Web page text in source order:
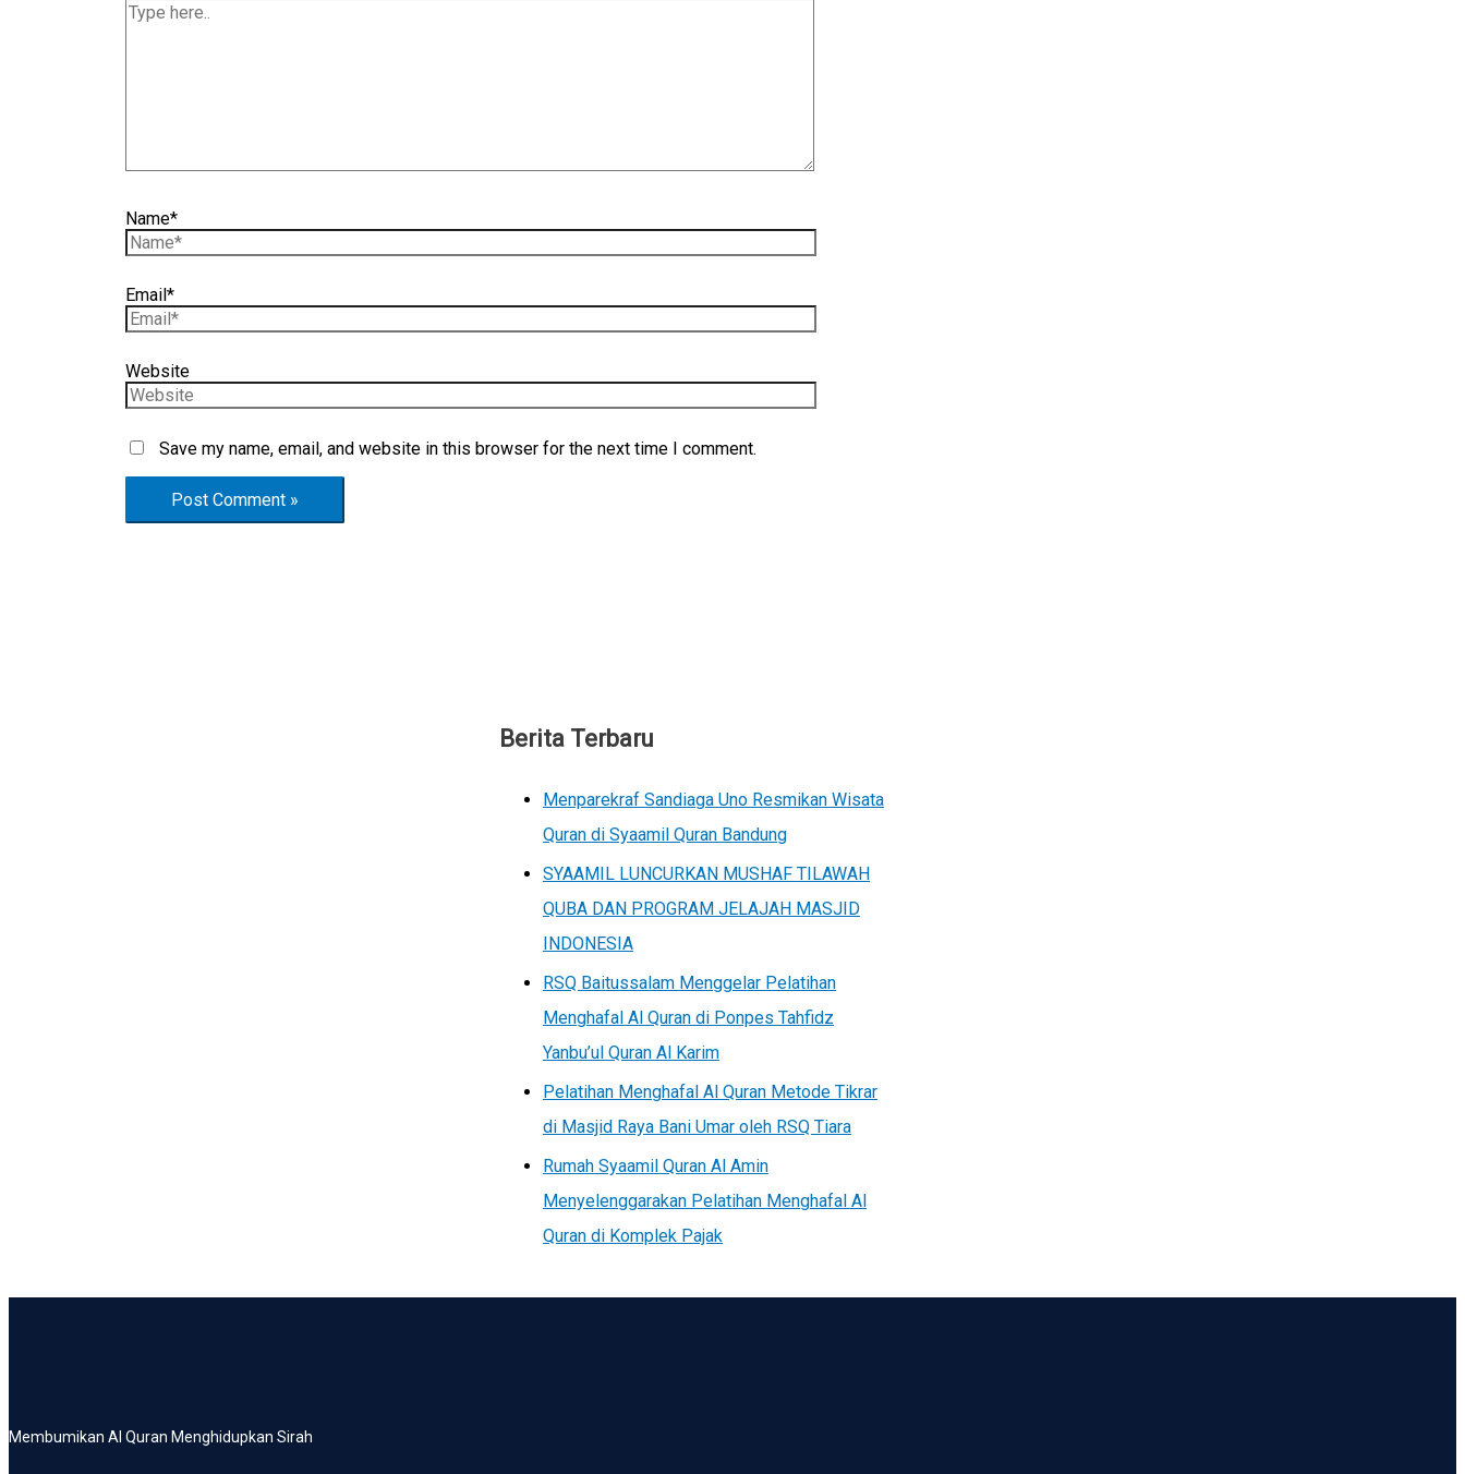
Name*
Email*
Website
Save my name, email, and website in this browser for the next time I comment.
Berita Terbaru
Menparekraf Sandiaga Uno Resmikan Wisata
Quran di Syaamil Quran Bandung
SYAAMIL LUNCURKAN MUSHAF TILAWAH
QUBA DAN PROGRAM JELAJAH MASJID
INDONESIA
RSQ Baitussalam Menggelar Pelatihan
Menghafal Al Quran di Ponpes Tahfidz
Yanbu’ul Quran Al Karim
Pelatihan Menghafal Al Quran Metode Tikrar
di Masjid Raya Bani Umar oleh RSQ Tiara
Rumah Syaamil Quran Al Amin
Menyelenggarakan Pelatihan Menghafal Al
Quran di Komplek Pajak
Membumikan Al Quran Menghidupkan Sirah